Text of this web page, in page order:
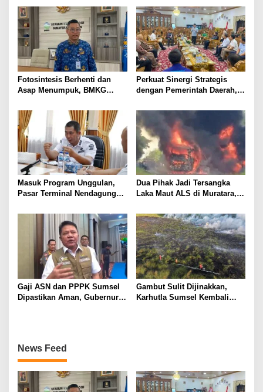
s
i
p
o
s
Fotosintesis Berhenti dan
Asap Menumpuk, BMKG
Udara Malam Hari
Perkuat Sinergi Strategis
dengan Pemerintah Daerah,
Akselerasi Perekonomian
Kabupaten Lahat
Masuk Program Unggulan,
Pasar Terminal Nendagung
Demi Kebaikan Bersama
Dua Pihak Jadi Tersangka
Laka Maut ALS di Muratara,
Unsur Pidana
Gaji ASN dan PPPK Sumsel
Dipastikan Aman, Gubernur
Gambut Sulit Dijinakkan,
Karhutla Sumsel Kembali
News Feed